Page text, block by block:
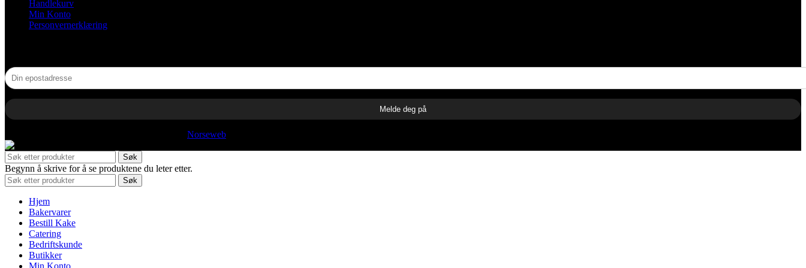
Handlekurv
Min Konto
Personvernerklæring
Norseweb
Søk
Begynn å skrive for å se produktene du leter etter.
Søk
Hjem
Bakervarer
Bestill Kake
Catering
Bedriftskunde
Butikker
Min Konto